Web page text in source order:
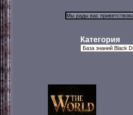
Категория